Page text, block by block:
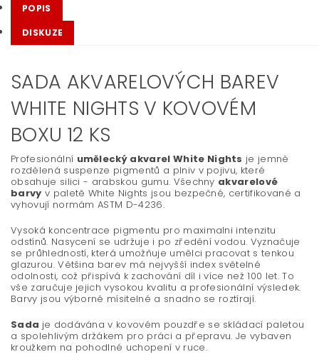
POPIS
DISKUZE
SADA AKVARELOVÝCH BAREV
WHITE NIGHTS V KOVOVÉM
BOXU 12 KS
Profesionální umělecký akvarel White Nights je jemně
rozdělená suspenze pigmentů a plniv v pojivu, které
obsahuje silici - arabskou gumu. Všechny akvarelové
barvy v paletě White Nights jsou bezpečné, certifikované a
vyhovují normám ASTM D-4236.
Vysoká koncentrace pigmentu pro maximalni intenzitu
odstínů. Nasycení se udržuje i po zředění vodou. Vyznačuje
se průhledností, která umožňuje umělci pracovat s tenkou
glazurou. Většina barev má nejvyšší index světelné
odolnosti, což přispívá k zachování díl i více než 100 let. To
vše zaručuje jejich vysokou kvalitu a profesionální výsledek.
Barvy jsou výborně mísitelné a snadno se roztírají.
Sada je dodávána v kovovém pouzdře se skládací paletou
a spolehlivým držákem pro práci a přepravu. Je vybaven
kroužkem na pohodlné uchopení v ruce.